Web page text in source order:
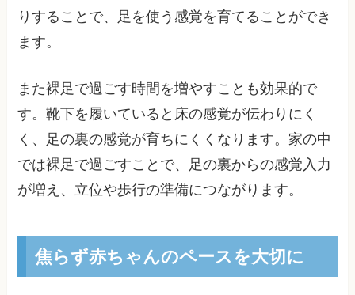
りすることで、足を使う感覚を育てることができ
ます。
また裸足で過ごす時間を増やすことも効果的で
す。靴下を履いていると床の感覚が伝わりにく
く、足の裏の感覚が育ちにくくなります。家の中
では裸足で過ごすことで、足の裏からの感覚入力
が増え、立位や歩行の準備につながります。
焦らず赤ちゃんのペースを大切に